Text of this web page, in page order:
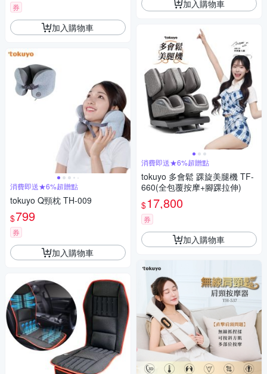
券
加入購物車
消費即送★6%超贈點
tokuyo Q頸枕 TH-009
$799
券
加入購物車
加入購物車
消費即送★6%超贈點
tokuyo 多會鬆 踝旋美腿機 TF-
660(全包覆按摩+腳踝拉伸)
$17,800
券
加入購物車